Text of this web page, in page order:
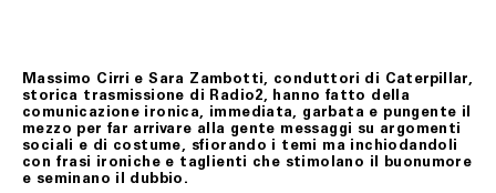
comunicherà le proprie determinazioni all’indirizzo di
posta elettronica del Cliente.
Il Cliente, nei casi suindicati, avrà diritto ad ottenere il
rimborso del pagamento effettuato, che avverrà
mediante storno dell’importo addebitato sulla carta di
credito da lui indicata.
Massimo Cirri e Sara Zambotti, conduttori di Caterpillar,
storica trasmissione di Radio2, hanno fatto della
comunicazione ironica, immediata, garbata e pungente il
mezzo per far arrivare alla gente messaggi su argomenti
sociali e di costume, sfiorando i temi ma inchiodandoli
con frasi ironiche e taglienti che stimolano il
buonumore
e seminano il dubbio.